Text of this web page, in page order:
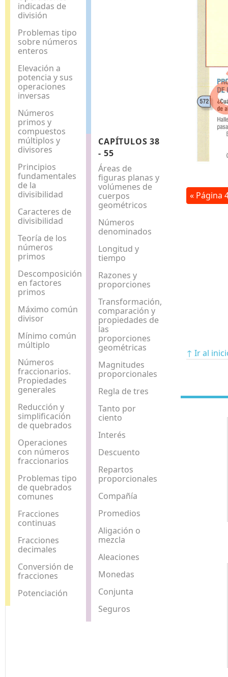
indicadas de
división
Problemas tipo
sobre números
enteros
Elevación a
potencia y sus
operaciones
inversas
Números
primos y
compuestos
múltiplos y
divisores
Principios
fundamentales
de la
divisibilidad
Caracteres de
divisibilidad
Teoría de los
números
primos
Descomposición
en factores
primos
Máximo común
divisor
Mínimo común
múltiplo
Números
fraccionarios.
Propiedades
generales
Reducción y
simplificación
de quebrados
Operaciones
con números
fraccionarios
Problemas tipo
de quebrados
comunes
Fracciones
continuas
Fracciones
decimales
Conversión de
fracciones
Potenciación
CAPÍTULOS 38
- 55
Áreas de
figuras planas y
volúmenes de
cuerpos
geométricos
Números
denominados
Longitud y
tiempo
Razones y
proporciones
Transformación,
comparación y
propiedades de
las
proporciones
geométricas
Magnitudes
proporcionales
Regla de tres
Tanto por
ciento
Interés
Descuento
Repartos
proporcionales
Compañía
Promedios
Aligación o
mezcla
Aleaciones
Monedas
Conjunta
Seguros
« Página
↑ Ir al